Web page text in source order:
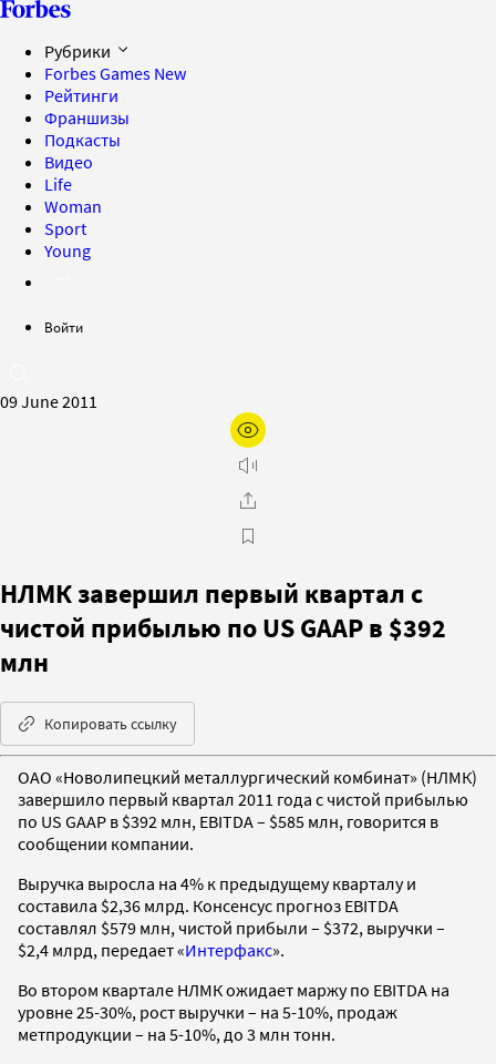
Рубрики
Forbes Games New
Рейтинги
Франшизы
Подкасты
Видео
Life
Woman
Sport
Young
Войти
09 June 2011
НЛМК завершил первый квартал с
чистой прибылью по US GAAP в $392
млн
Копировать ссылку
ОАО «Новолипецкий металлургический комбинат» (НЛМК)
завершило первый квартал 2011 года с чистой прибылью
по US GAAP в $392 млн, EBITDA – $585 млн, говорится в
сообщении компании.
Выручка выросла на 4% к предыдущему кварталу и
составила $2,36 млрд. Консенсус прогноз EBITDA
составлял $579 млн, чистой прибыли – $372, выручки –
$2,4 млрд, передает «Интерфакс».
Во втором квартале НЛМК ожидает маржу по EBITDA на
уровне 25-30%, рост выручки – на 5-10%, продаж
метпродукции – на 5-10%, до 3 млн тонн.